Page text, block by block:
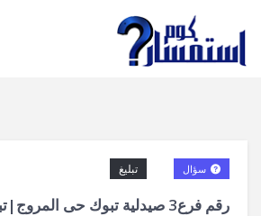
رقم فرع3 صيدلية تبوك حى المروج|تبوك
تبليغ سؤال